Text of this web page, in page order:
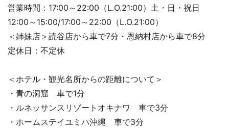
営業時間：17:00～22:00（L.O.21:00）土・日・祝日
12:00～15:00/17:00～22:00（L.O.21:00）
＜姉妹店＞読谷店から車で7分・恩納村店から車で8分
定休日：不定休
＜ホテル・観光名所からの距離について＞
・青の洞窟 車で1分
・ルネッサンスリゾートオキナワ 車で3分
・ホームステイユミハ沖縄 車で3分